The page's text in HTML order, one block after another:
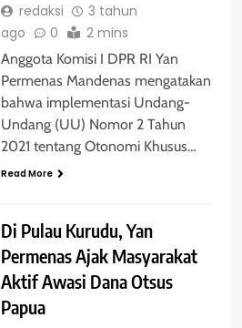
redaksi
3 tahun
ago
0 2 mins
Anggota Komisi I DPR RI Yan
Permenas Mandenas mengatakan
bahwa implementasi Undang-
Undang (UU) Nomor 2 Tahun
2021 tentang Otonomi Khusus…
Read More
Di Pulau Kurudu, Yan
Permenas Ajak Masyarakat
Aktif Awasi Dana Otsus
Papua